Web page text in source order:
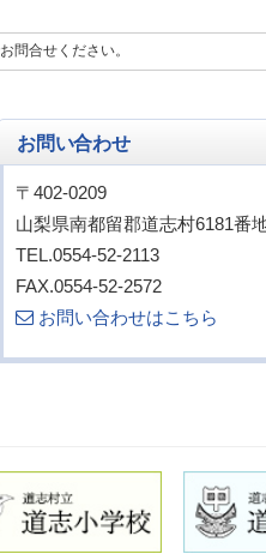
問合せください。
お問い合わせ
〒402-0209
山梨県南都留郡道志村6181番
TEL.0554-52-2113
FAX.0554-52-2572
お問い合わせはこちら